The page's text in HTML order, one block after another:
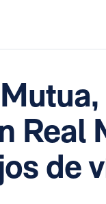
Real
de